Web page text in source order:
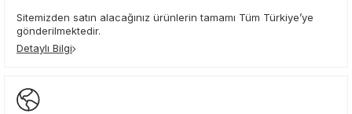
Sitemizden satın alacağınız ürünlerin tamamı Tüm Türkiye’ye
gönderilmektedir.
Detaylı Bilgi